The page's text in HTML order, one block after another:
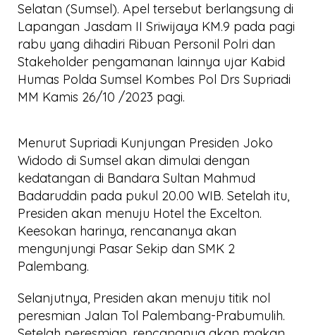
Selatan (Sumsel). Apel tersebut berlangsung di
Lapangan Jasdam II Sriwijaya KM.9 pada pagi
rabu yang dihadiri Ribuan Personil Polri dan
Stakeholder pengamanan lainnya ujar Kabid
Humas Polda Sumsel Kombes Pol Drs Supriadi
MM Kamis 26/10 /2023 pagi.
Menurut Supriadi Kunjungan Presiden Joko
Widodo di Sumsel akan dimulai dengan
kedatangan di Bandara Sultan Mahmud
Badaruddin pada pukul 20.00 WIB. Setelah itu,
Presiden akan menuju Hotel the Excelton.
Keesokan harinya, rencananya akan
mengunjungi Pasar Sekip dan SMK 2
Palembang.
Selanjutnya, Presiden akan menuju titik nol
peresmian Jalan Tol Palembang-Prabumulih.